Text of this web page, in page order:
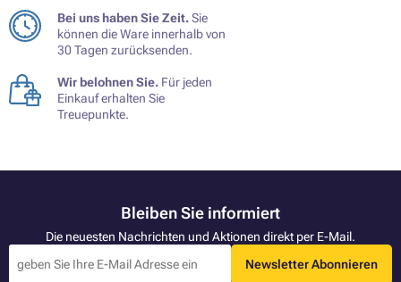
Bei uns haben Sie Zeit.Sie
können die Ware innerhalb von
30 Tagen zurücksenden.
Wir belohnen Sie. Für jeden
Einkauf erhalten Sie
Treuepunkte.
Bleiben Sie informiert
Die neuesten Nachrichten und Aktionen direkt per E-Mail.
Newsletter Abonnieren